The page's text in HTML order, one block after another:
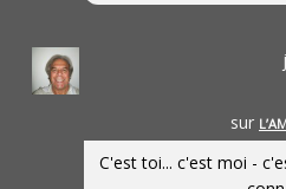
sur
C'est toi... c'est moi -